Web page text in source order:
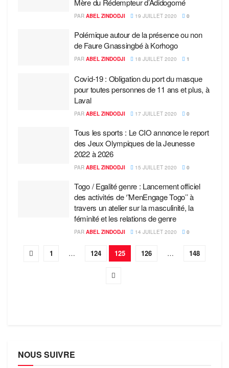
PAR ABEL ZINDODJI 19 JUILLET 2020 0
Polémique autour de la présence ou non
de Faure Gnassingbé à Korhogo
PAR ABEL ZINDODJI 18 JUILLET 2020 1
Covid-19 : Obligation du port du masque
pour toutes personnes de 11 ans et plus, à
Laval
PAR ABEL ZINDODJI 17 JUILLET 2020 0
Tous les sports : Le CIO annonce le report
des Jeux Olympiques de la Jeunesse
2022 à 2026
PAR ABEL ZINDODJI 15 JUILLET 2020 0
Togo / Egalité genre : Lancement officiel
des activités de ‘’MenEngage Togo’’ à
travers un atelier sur la masculinité, la
féminité et les relations de genre
PAR ABEL ZINDODJI 14 JUILLET 2020 0
1 … 124 125 126 … 148
NOUS SUIVRE